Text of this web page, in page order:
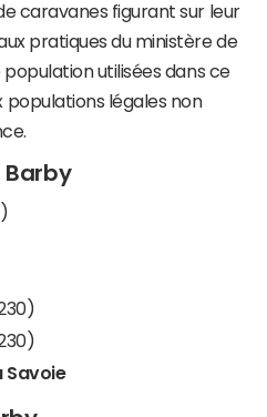
caravanes figurant sur leur
pratiques du ministère de
population utilisées dans ce
légales non
Barby
Savoie